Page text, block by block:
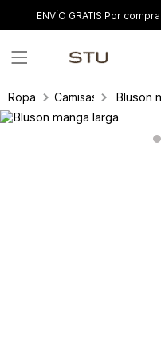
ENVÍO GRATIS Por
Ropa Camisas y blusas
Bluson